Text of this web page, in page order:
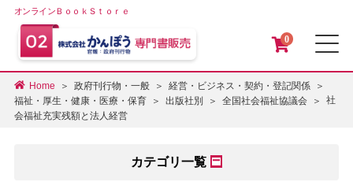
オンラインＢｏｏｋＳｔｏｒｅ
0
Home 政府刊行物・一般
経営・ビジネス・契約・登記関係
福祉・厚生・健康・医療・保育
出版社別 全国社会福祉協議会
社
会福祉充実残額と法人経営
カテゴリ一覧